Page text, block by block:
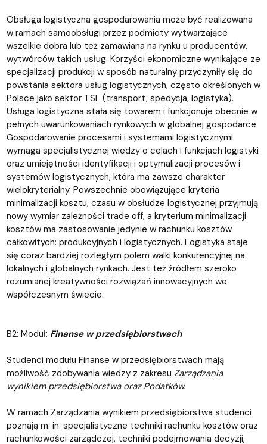
Obsługa logistyczna gospodarowania może być realizowana
w ramach samoobsługi przez podmioty wytwarzające
wszelkie dobra lub też zamawiana na rynku u producentów,
wytwórców takich usług. Korzyści ekonomiczne wynikające ze
specjalizacji produkcji w sposób naturalny przyczyniły się do
powstania sektora usług logistycznych, często określonych w
Polsce jako sektor TSL (transport, spedycja, logistyka).
Usługa logistyczna stała się towarem i funkcjonuje obecnie w
pełnych uwarunkowaniach rynkowych w globalnej gospodarce.
Gospodarowanie procesami i systemami logistycznymi
wymaga specjalistycznej wiedzy o celach i funkcjach logistyki
oraz umiejętności identyfikacji i optymalizacji procesów i
systemów logistycznych, która ma zawsze charakter
wielokryterialny. Powszechnie obowiązujące kryteria
minimalizacji kosztu, czasu w obsłudze logistycznej przyjmują
nowy wymiar zależności trade off, a kryterium minimalizacji
kosztów ma zastosowanie jedynie w rachunku kosztów
całkowitych: produkcyjnych i logistycznych. Logistyka staje
się coraz bardziej rozległym polem walki konkurencyjnej na
lokalnych i globalnych rynkach. Jest też źródłem szeroko
rozumianej kreatywności rozwiązań innowacyjnych we
współczesnym świecie.
B2: Moduł: Finanse w przedsiębiorstwach
Studenci modułu Finanse w przedsiębiorstwach mają
możliwość zdobywania wiedzy z zakresu Zarządzania
wynikiem przedsiębiorstwa oraz Podatków.
W ramach Zarządzania wynikiem przedsiębiorstwa studenci
poznają m. in. specjalistyczne techniki rachunku kosztów oraz
rachunkowości zarządczej, techniki podejmowania decyzji,